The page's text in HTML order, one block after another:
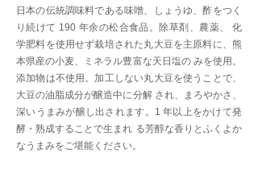
日本の伝統調味料である味噌、しょうゆ、酢をつく
り続けて 190 年余の松合食品。除草剤、農薬、 化
学肥料を使用せず栽培された丸大豆を主原料に、熊
本県産の小麦、ミネラル豊富な天日塩の みを使用。
添加物は不使用。加工しない丸大豆を使うことで、
大豆の油脂成分が醸造中に分解 され、まろやかさ、
深いうまみが醸し出されます。1 年以上をかけて発
酵・熟成することで生まれ る芳醇な香りとふくよか
なうまみをご堪能ください。